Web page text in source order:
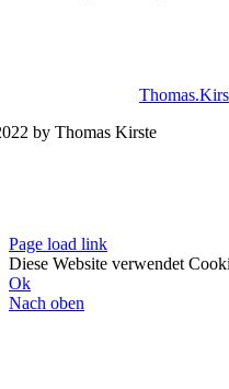
by Thomas Kirste
Page load link
Diese Website verwendet
Ok
Nach oben